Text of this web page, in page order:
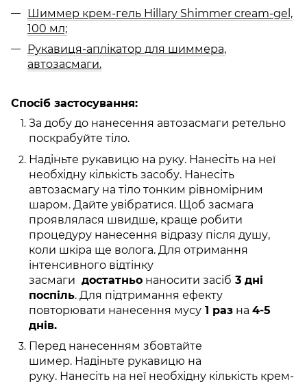
Шиммер крем-гель Hillary Shimmer cream-gel,
100 мл;
Рукавиця-аплікатор для шиммера,
автозасмаги.
Спосіб застосування:
За добу до нанесення автозасмаги ретельно
поскрабуйте тіло.
Надіньте рукавицю на руку. Нанесіть на неї
необхідну кількість засобу. Нанесіть
автозасмагу на тіло тонким рівномірним
шаром. Дайте увібратися. Щоб засмага
проявлялася швидше, краще робити
процедуру нанесення відразу після душу,
коли шкіра ще волога. Для отримання
інтенсивного відтінку
засмаги достатньо наносити засіб 3 дні
поспіль. Для підтримання ефекту
повторювати нанесення мусу 1 раз на 4-5
днів.
Перед нанесенням збовтайте
шимер. Надіньте рукавицю на
руку. Нанесіть на неї необхідну кількість крем-